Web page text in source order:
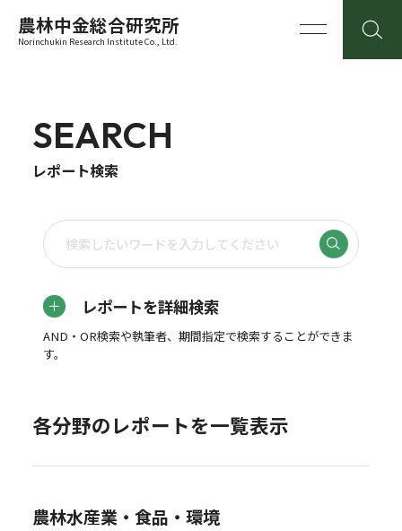
農林中金総合研究所
Norinchukin Research Institute Co., Ltd.
SEARCH
レポート検索
レポートを詳細検索
AND・OR検索や執筆者、期間指定で検索することができま
す。
各分野のレポートを一覧表示
農林水産業・食品・環境